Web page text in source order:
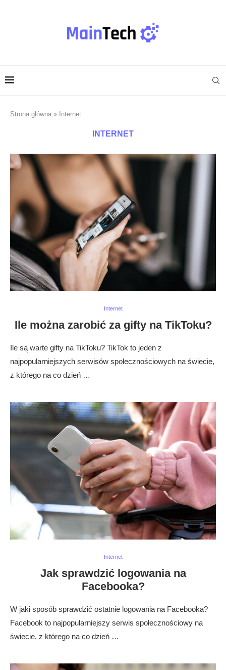
Strona główna » Internet
INTERNET
Internet
Ile można zarobić za gifty na TikToku?
Ile są warte gifty na TikToku? TikTok to jeden z
najpopularniejszych serwisów społecznościowych na świecie,
z którego na co dzień …
Internet
Jak sprawdzić logowania na
Facebooka?
W jaki sposób sprawdzić ostatnie logowania na Facebooka?
Facebook to najpopularniejszy serwis społecznościowy na
świecie, z którego na co dzień …